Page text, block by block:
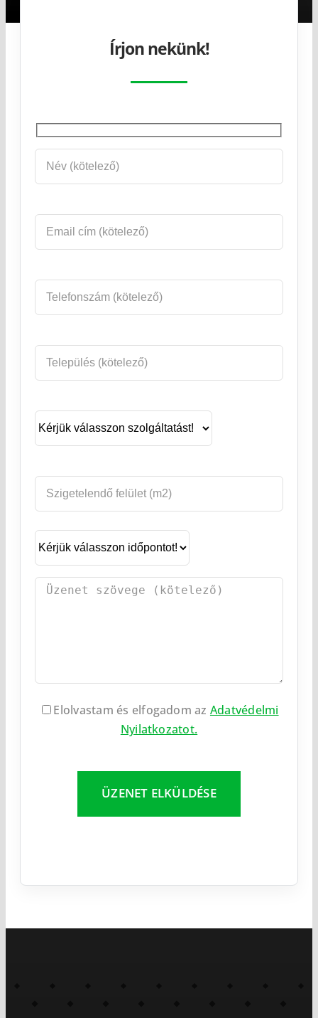
Írjon nekünk!
Elolvastam és elfogadom az Adatvédelmi
Nyilatkozatot.